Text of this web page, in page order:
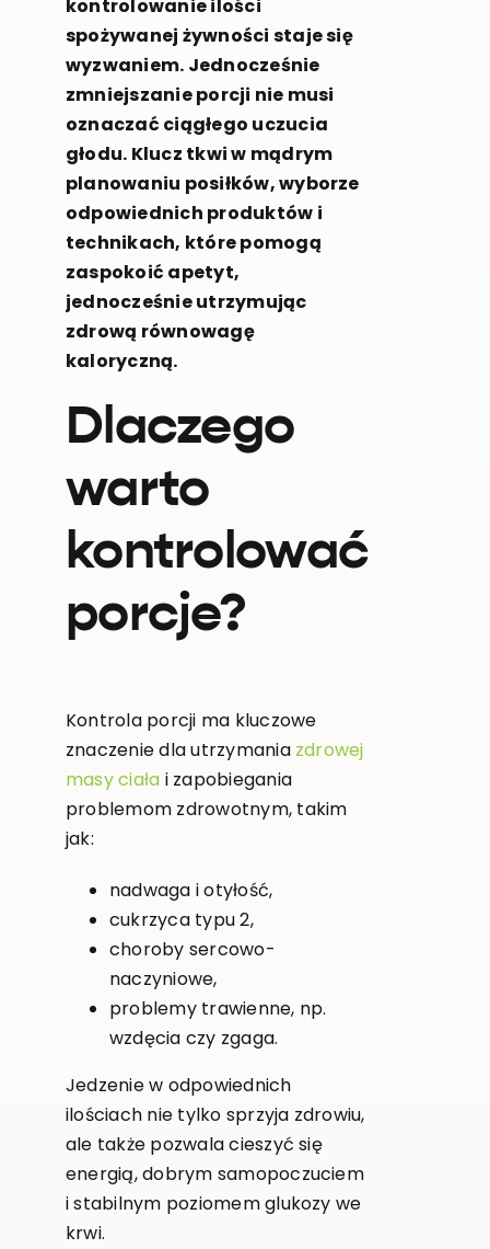
kontrolowanie ilości
spożywanej żywności staje się
wyzwaniem. Jednocześnie
zmniejszanie porcji nie musi
oznaczać ciągłego uczucia
głodu. Klucz tkwi w mądrym
planowaniu posiłków, wyborze
odpowiednich produktów i
technikach, które pomogą
zaspokoić apetyt,
jednocześnie utrzymując
zdrową równowagę
kaloryczną.
Dlaczego
warto
kontrolować
porcje?
Kontrola porcji ma kluczowe
znaczenie dla utrzymania zdrowej
masy ciała i zapobiegania
problemom zdrowotnym, takim
jak:
nadwaga i otyłość,
cukrzyca typu 2,
choroby sercowo-
naczyniowe,
problemy trawienne, np.
wzdęcia czy zgaga.
Jedzenie w odpowiednich
ilościach nie tylko sprzyja zdrowiu,
ale także pozwala cieszyć się
energią, dobrym samopoczuciem
i stabilnym poziomem glukozy we
krwi.